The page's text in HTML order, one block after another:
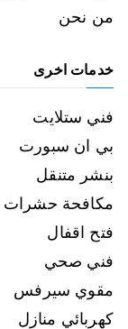
من نحن
خدمات اخرى
فني ستلايت
بي ان سبورت
بنشر متنقل
مكافحة حشرات
فتح اقفال
فني صحي
مقوي سيرفس
كهربائي منازل